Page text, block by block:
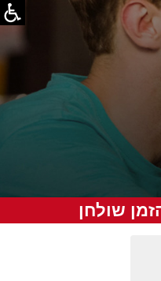
שולחן